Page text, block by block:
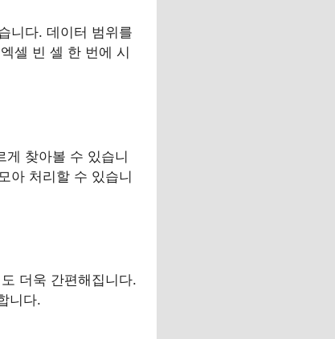
니다. 데이터 범위를
셀 빈 셀 한 번에 시
게 찾아볼 수 있습니
아 처리할 수 있습니
더욱 간편해집니다.
니다.